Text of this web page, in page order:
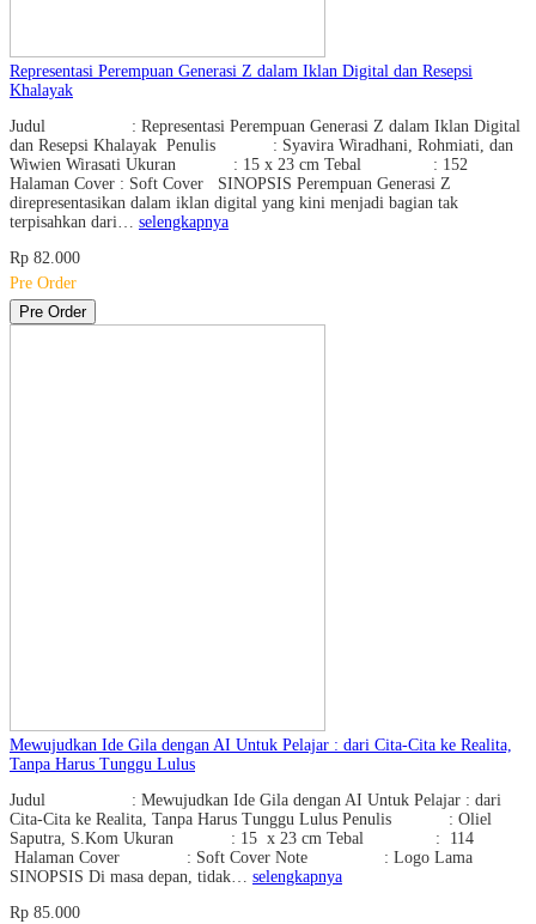
Representasi Perempuan Generasi Z dalam Iklan Digital dan Resepsi
Khalayak
Judul : Representasi Perempuan Generasi Z dalam Iklan Digital
dan Resepsi Khalayak Penulis : Syavira Wiradhani, Rohmiati, dan
Wiwien Wirasati Ukuran : 15 x 23 cm Tebal : 152
Halaman Cover : Soft Cover SINOPSIS Perempuan Generasi Z
direpresentasikan dalam iklan digital yang kini menjadi bagian tak
terpisahkan dari… selengkapnya
Rp 82.000
Pre Order
Pre Order
Mewujudkan Ide Gila dengan AI Untuk Pelajar : dari Cita-Cita ke Realita,
Tanpa Harus Tunggu Lulus
Judul : Mewujudkan Ide Gila dengan AI Untuk Pelajar : dari
Cita-Cita ke Realita, Tanpa Harus Tunggu Lulus Penulis : Oliel
Saputra, S.Kom Ukuran : 15 x 23 cm Tebal : 114
Halaman Cover : Soft Cover Note : Logo Lama
SINOPSIS Di masa depan, tidak… selengkapnya
Rp 85.000